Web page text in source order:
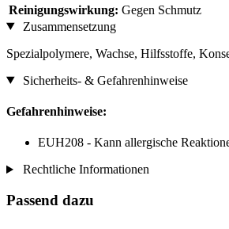
Reinigungswirkung: Gegen Schmutz
Zusammensetzung
Spezialpolymere, Wachse, Hilfsstoffe,
Sicherheits- & Gefahrenhinweise
Gefahrenhinweise:
EUH208 - Kann allergische
Rechtliche Informationen
Passend dazu